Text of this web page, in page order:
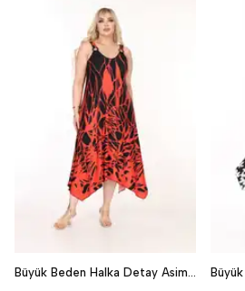
Büyük Beden Halka Detay Asimetrik Elbise - Kırmızı Gül